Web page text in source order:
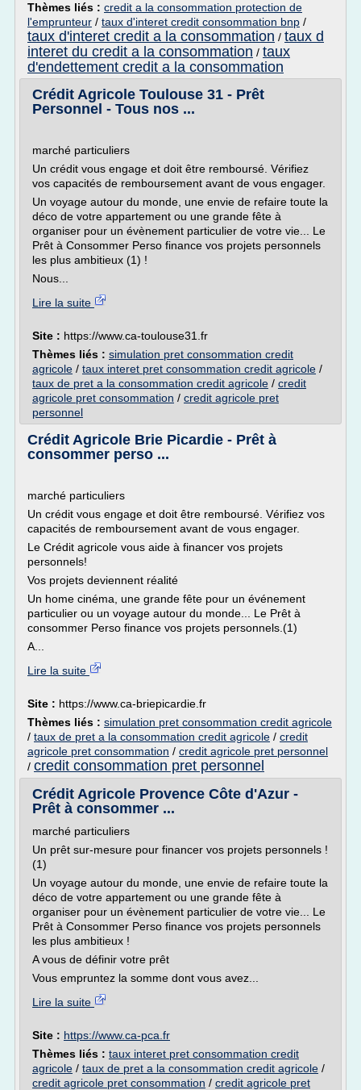
Thèmes liés : credit a la consommation protection de
l'emprunteur / taux d'interet credit consommation bnp /
taux d'interet credit a la consommation / taux d
interet du credit a la consommation / taux
d'endettement credit a la consommation
Crédit Agricole Toulouse 31 - Prêt
Personnel - Tous nos ...
marché particuliers
Un crédit vous engage et doit être remboursé. Vérifiez
vos capacités de remboursement avant de vous engager.
Un voyage autour du monde, une envie de refaire toute la
déco de votre appartement ou une grande fête à
organiser pour un évènement particulier de votre vie... Le
Prêt à Consommer Perso finance vos projets personnels
les plus ambitieux (1) !
Nous...
Lire la suite
Site : https://www.ca-toulouse31.fr
Thèmes liés : simulation pret consommation credit
agricole / taux interet pret consommation credit agricole /
taux de pret a la consommation credit agricole / credit
agricole pret consommation / credit agricole pret
personnel
Crédit Agricole Brie Picardie - Prêt à
consommer perso ...
marché particuliers
Un crédit vous engage et doit être remboursé. Vérifiez vos
capacités de remboursement avant de vous engager.
Le Crédit agricole vous aide à financer vos projets
personnels!
Vos projets deviennent réalité
Un home cinéma, une grande fête pour un événement
particulier ou un voyage autour du monde... Le Prêt à
consommer Perso finance vos projets personnels.(1)
A...
Lire la suite
Site : https://www.ca-briepicardie.fr
Thèmes liés : simulation pret consommation credit agricole
/ taux de pret a la consommation credit agricole / credit
agricole pret consommation / credit agricole pret personnel
/ credit consommation pret personnel
Crédit Agricole Provence Côte d'Azur -
Prêt à consommer ...
marché particuliers
Un prêt sur-mesure pour financer vos projets personnels !
(1)
Un voyage autour du monde, une envie de refaire toute la
déco de votre appartement ou une grande fête à
organiser pour un évènement particulier de votre vie... Le
Prêt à Consommer Perso finance vos projets personnels
les plus ambitieux !
A vous de définir votre prêt
Vous empruntez la somme dont vous avez...
Lire la suite
Site : https://www.ca-pca.fr
Thèmes liés : taux interet pret consommation credit
agricole / taux de pret a la consommation credit agricole /
credit agricole pret consommation / credit agricole pret